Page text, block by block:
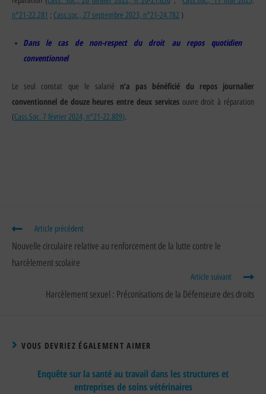
n°21-22.281 ; Cass.soc., 27 septembre 2023, n°21-24.782 )
Dans le cas de non-respect du droit au repos quotidien
conventionnel
Le seul constat que le salarié n’a pas bénéficié du repos journalier
conventionnel de douze heures entre deux servicesouvre droit à réparation
(Cass.Soc. 7 février 2024, n°21-22.809).
Article précédent
Nouvelle circulaire relative au renforcement de la lutte contre le
harcèlement scolaire
Article suivant
Harcèlement sexuel : Préconisations de la Défenseure des droits
VOUS DEVRIEZ ÉGALEMENT AIMER
Enquête sur la santé au travail dans les structures et
entreprises de soins vétérinaires